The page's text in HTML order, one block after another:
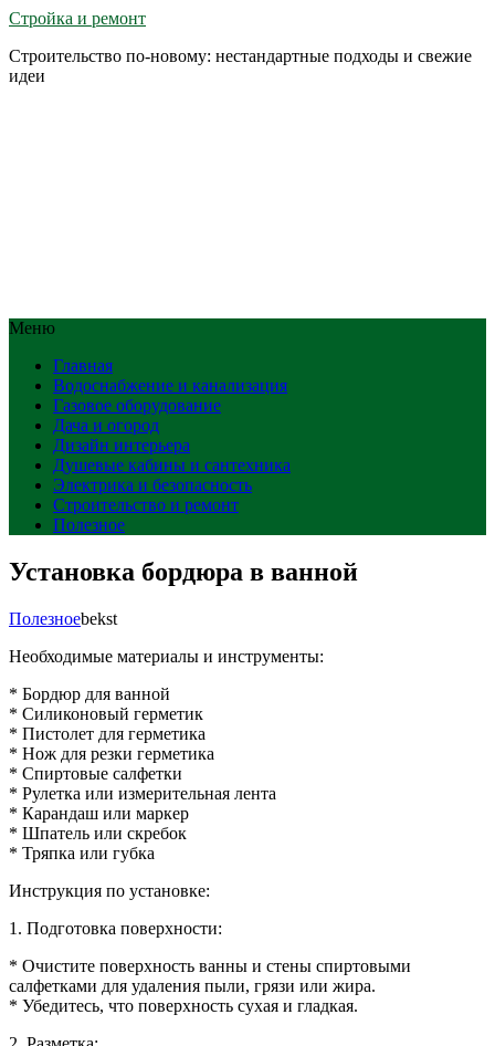
Стройка и ремонт
Строительство по-новому: нестандартные подходы и свежие
идеи
Меню
Главная
Водоснабжение и канализация
Газовое оборудование
Дача и огород
Дизайн интерьера
Душевые кабины и сантехника
Электрика и безопасность
Строительство и ремонт
Полезное
Установка бордюра в ванной
Полезноеbekst
Необходимые материалы и инструменты:
* Бордюр для ванной
* Силиконовый герметик
* Пистолет для герметика
* Нож для резки герметика
* Спиртовые салфетки
* Рулетка или измерительная лента
* Карандаш или маркер
* Шпатель или скребок
* Тряпка или губка
Инструкция по установке:
1. Подготовка поверхности:
* Очистите поверхность ванны и стены спиртовыми
салфетками для удаления пыли, грязи или жира.
* Убедитесь, что поверхность сухая и гладкая.